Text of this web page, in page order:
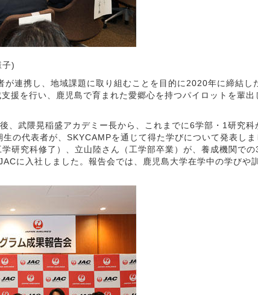
子)
連携し、地域課題に取り組むことを目的に2020年に締結し
援を行い、鹿児島で育まれた愛郷心を持つパイロットを輩出
武隈晃稲盛アカデミー長から、これまでに6学部・1研究科
代表者が、SKYCAMPを通じて得た学びについて発表しま
研究科修了）、立山陸さん（工学部卒業）が、養成機関で
に入社しました。報告会では、鹿児島大学在学中の学びや